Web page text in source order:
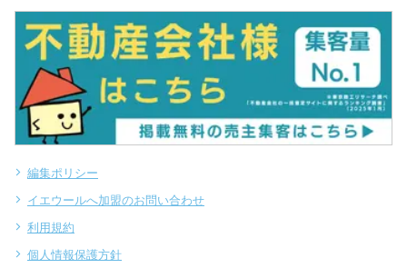
編集ポリシー
イエウールへ加盟のお問い合わせ
利用規約
個人情報保護方針